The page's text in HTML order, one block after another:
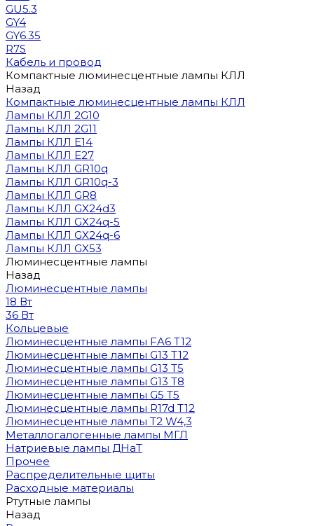
GU5.3
GY4
GY6.35
R7S
Кабель и провод
Компактные люминесцентные лампы КЛЛ
Назад
Компактные люминесцентные лампы КЛЛ
Лампы КЛЛ 2G10
Лампы КЛЛ 2G11
Лампы КЛЛ E14
Лампы КЛЛ E27
Лампы КЛЛ GR10q
Лампы КЛЛ GR10q-3
Лампы КЛЛ GR8
Лампы КЛЛ GX24d3
Лампы КЛЛ GX24q-5
Лампы КЛЛ GX24q-6
Лампы КЛЛ GX53
Люминесцентные лампы
Назад
Люминесцентные лампы
18 Вт
36 Вт
Кольцевые
Люминесцентные лампы FA6 T12
Люминесцентные лампы G13 T12
Люминесцентные лампы G13 T5
Люминесцентные лампы G13 T8
Люминесцентные лампы G5 T5
Люминесцентные лампы R17d T12
Люминесцентные лампы T2 W4,3
Металлогалогенные лампы МГЛ
Натриевые лампы ДНаТ
Прочее
Распределительные щиты
Расходные материалы
Ртутные лампы
Назад